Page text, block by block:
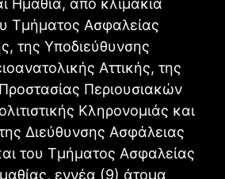
Ημαθία, από κλιμάκια
Τμήματος Ασφαλείας
της Υποδιεύθυνσης
Αττικής, της
Περιουσιακών
Κληρονομιάς και
Διεύθυνσης Ασφάλειας
του Τμήματος Ασφαλείας
εννέα (9) άτομα